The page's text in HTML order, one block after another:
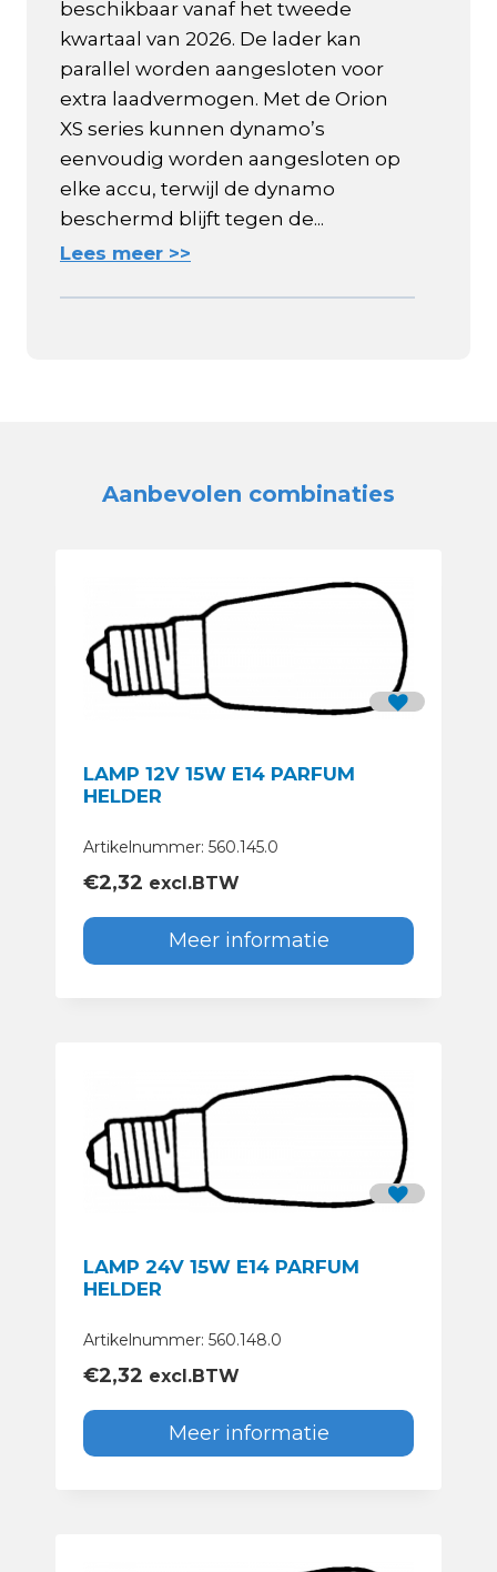
beschikbaar vanaf het tweede
kwartaal van 2026. De lader kan
parallel worden aangesloten voor
extra laadvermogen. Met de Orion
XS series kunnen dynamo’s
eenvoudig worden aangesloten op
elke accu, terwijl de dynamo
beschermd blijft tegen de...
Lees meer >>
Aanbevolen combinaties
LAMP 12V 15W E14 PARFUM
HELDER
Artikelnummer: 560.145.0
€2,32 excl.BTW
Meer informatie
LAMP 24V 15W E14 PARFUM
HELDER
Artikelnummer: 560.148.0
€2,32 excl.BTW
Meer informatie